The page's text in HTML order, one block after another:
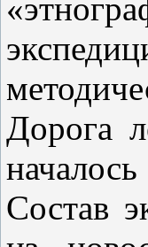
Дорога
Состав